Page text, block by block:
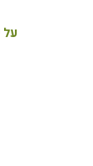
על